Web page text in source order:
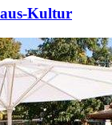
Kultur